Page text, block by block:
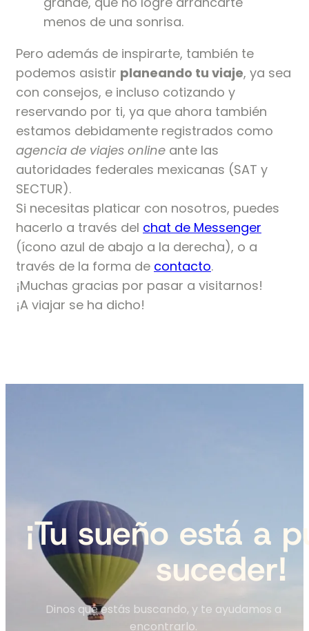
menos de una sonrisa.
Pero además de inspirarte, también te
podemos asistir planeando tu viaje, ya sea
con consejos, e incluso cotizando y
reservando por ti, ya que ahora también
estamos debidamente registrados como
agencia de viajes online ante las
autoridades federales mexicanas (SAT y
SECTUR).
Si necesitas platicar con nosotros, puedes
hacerlo a través del chat de Messenger
(ícono azul de abajo a la derecha), o a
través de la forma de contacto.
¡Muchas gracias por pasar a visitarnos!
¡A viajar se ha dicho!
¡Tu sueño está a
suceder!
Dinos qué estás buscando, y te ayudamos a
encontrarlo.